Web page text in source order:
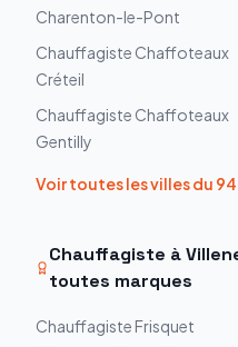
Charenton-le-Pont
Chauffagiste Chaffoteaux
Créteil
Chauffagiste Chaffoteaux
Gentilly
Voir toutes les villes du 94
Chauffagiste à
toutes marques
Chauffagiste Frisquet